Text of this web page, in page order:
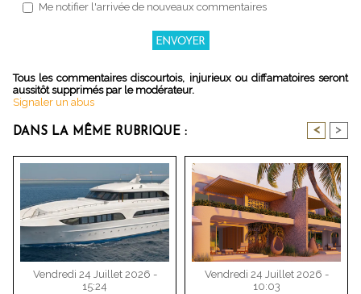
Me notifier l'arrivée de nouveaux commentaires
Tous les commentaires discourtois, injurieux ou diffamatoires seront
aussitôt supprimés par le modérateur.
Signaler un abus
DANS LA MÊME RUBRIQUE : < >
Vendredi 24 Juillet 2026 -
15:24
Vendredi 24 Juillet 2026 -
10:03